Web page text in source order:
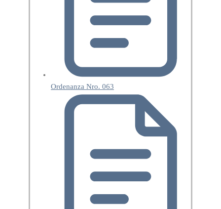
Ordenanza Nro. 063